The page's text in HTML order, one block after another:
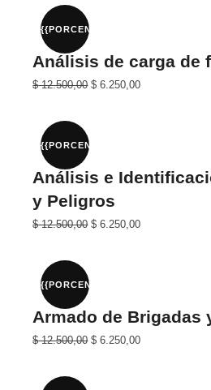
{{PORCENTAJE}}%
Análisis de carga de
El
era:
$ 25.000,00.
$12.500,00El
$ 12.500,00.
$ 6.250,00
{{PORCENTAJE}}%
Análisis e
y Peligros
El
era:
$ 25.000,00.
$12.500,00El
$ 12.500,00.
$ 6.250,00
{{PORCENTAJE}}%
Armado de Brigadas
El
era:
$12.500,00El
$ 6.250,00